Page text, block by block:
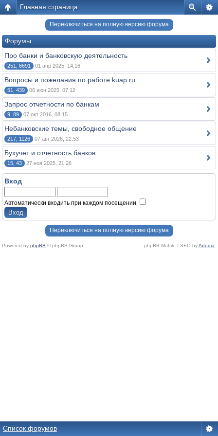
Главная страница
Переключиться на полную версию форума
Форумы
Про банки и банковскую деятельность
251, 6691 01 апр 2025, 14:16
Вопросы и пожелания по работе kuap.ru
51, 439 06 июн 2025, 07:12
Запрос отчетности по банкам
9, 89 07 окт 2016, 08:15
Небанковские темы, свободное общение
217, 1126 07 авг 2026, 22:53
Бухучет и отчетность банков
15, 43 27 ноя 2025, 21:26
Вход
Автоматически входить при каждом посещении
Переключиться на полную версию форума
Powered by phpBB © phpBB Group. phpBB Mobile / SEO byArtodia
Список форумов